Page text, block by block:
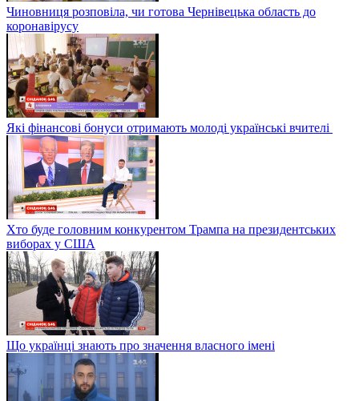
Чиновниця розповіла, чи готова Чернівецька область до
коронавірусу
Які фінансові бонуси отримають молоді українські вчителі
Хто буде головним конкурентом Трампа на президентських
виборах у США
Що українці знають про значення власного імені